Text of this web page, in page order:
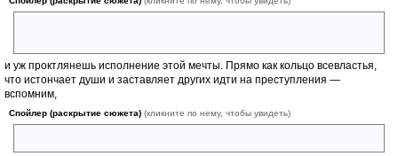
и уж проктлянешь исполнение этой мечты. Прямо как кольцо всевластья,
что истончает души и заставляет других идти на преступления —
вспомним,
Спойлер (раскрытие сюжета) (кликните по нему, чтобы увидеть)